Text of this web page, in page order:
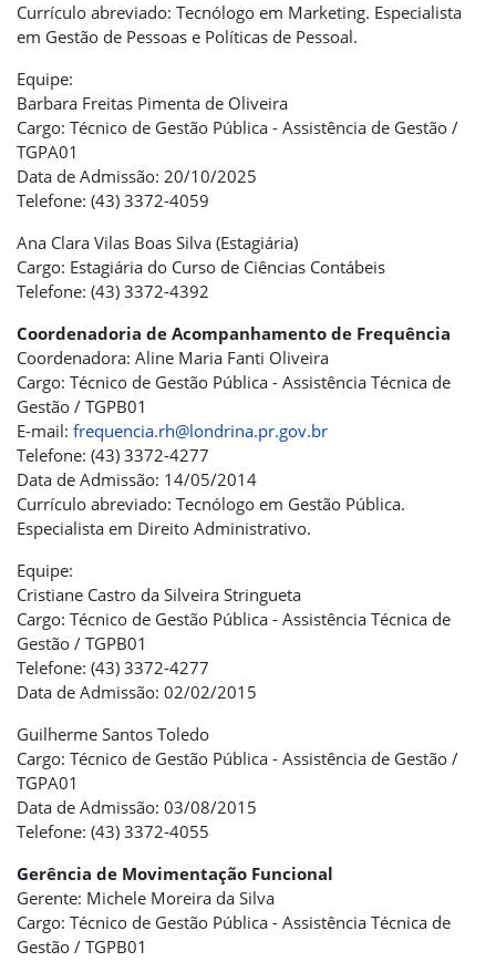
Currículo abreviado: Tecnólogo em Marketing. Especialista
em Gestão de Pessoas e Políticas de Pessoal.
Equipe:
Barbara Freitas Pimenta de Oliveira
Cargo: Técnico de Gestão Pública - Assistência de Gestão /
TGPA01
Data de Admissão: 20/10/2025
Telefone: (43) 3372-4059
Ana Clara Vilas Boas Silva (Estagiária)
Cargo: Estagiária do Curso de Ciências Contábeis
Telefone: (43) 3372-4392
Coordenadoria de Acompanhamento de Frequência
Coordenadora: Aline Maria Fanti Oliveira
Cargo: Técnico de Gestão Pública - Assistência Técnica de
Gestão / TGPB01
E-mail: frequencia.rh@londrina.pr.gov.br
Telefone: (43) 3372-4277
Data de Admissão: 14/05/2014
Currículo abreviado: Tecnólogo em Gestão Pública.
Especialista em Direito Administrativo.
Equipe:
Cristiane Castro da Silveira Stringueta
Cargo: Técnico de Gestão Pública - Assistência Técnica de
Gestão / TGPB01
Telefone: (43) 3372-4277
Data de Admissão: 02/02/2015
Guilherme Santos Toledo
Cargo: Técnico de Gestão Pública - Assistência de Gestão /
TGPA01
Data de Admissão: 03/08/2015
Telefone: (43) 3372-4055
Gerência de Movimentação Funcional
Gerente: Michele Moreira da Silva
Cargo: Técnico de Gestão Pública - Assistência Técnica de
Gestão / TGPB01